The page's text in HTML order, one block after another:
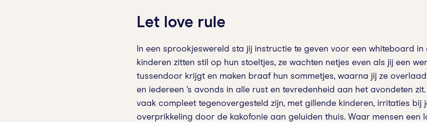
Let love rule
In een sprookjeswereld sta jij instructie te geven voor een whiteboard in
kinderen zitten stil op hun stoeltjes, ze wachten netjes even als jij een
tussendoor krijgt en maken braaf hun sommetjes, waarna jij ze
en iedereen ’s avonds in alle rust en tevredenheid aan het avondeten
vaak compleet tegenovergesteld zijn, met gillende kinderen, irritaties bij
overprikkeling door de kakofonie aan geluiden thuis. Waar mensen een